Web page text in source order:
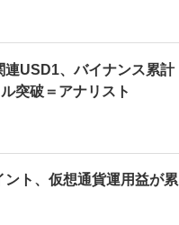
連USD1、バイナンス累計
突破＝アナリスト
ント、仮想通貨運用益が累